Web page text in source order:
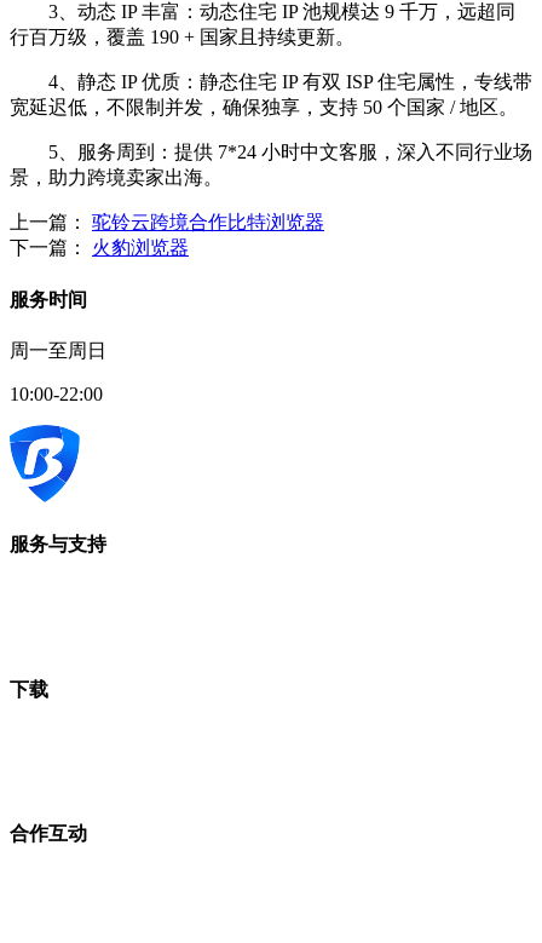
3、动态 IP 丰富：动态住宅 IP 池规模达 9 千万，远超同
行百万级，覆盖 190 + 国家且持续更新。
4、静态 IP 优质：静态住宅 IP 有双 ISP 住宅属性，专线带
宽延迟低，不限制并发，确保独享，支持 50 个国家 / 地区。
5、服务周到：提供 7*24 小时中文客服，深入不同行业场
景，助力跨境卖家出海。
上一篇： 驼铃云跨境合作比特浏览器
下一篇： 火豹浏览器
服务时间
周一至周日
10:00-22:00
服务与支持
下载
合作互动